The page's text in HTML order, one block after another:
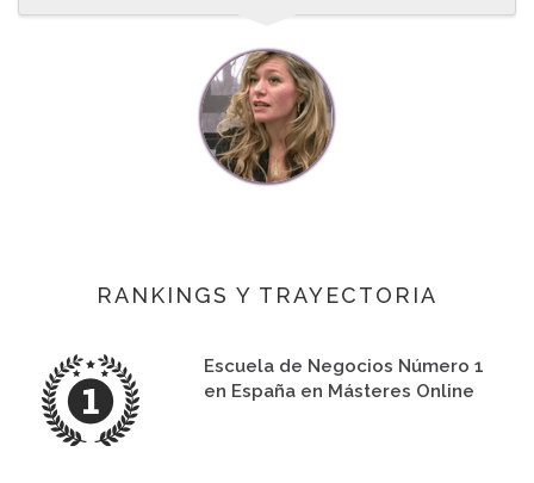
RANKINGS Y TRAYECTORIA
Escuela de Negocios Número 1
en España en Másteres Online